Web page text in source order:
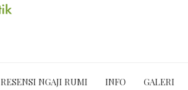
RESENSI NGAJI RUMI INFO GALERI